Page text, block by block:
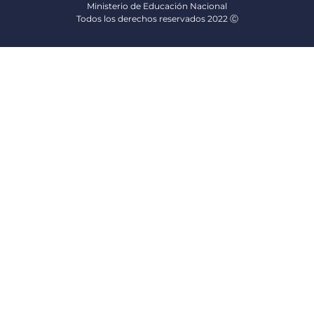
Ministerio de Educación Nacional
Todos los derechos reservados 2022 Ⓒ